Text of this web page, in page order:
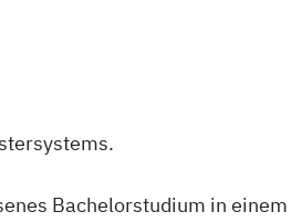
Bachelorstudium in